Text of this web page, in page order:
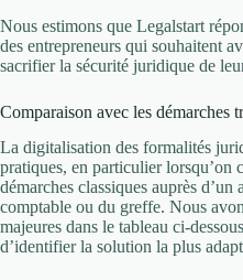
Nous estimons que Legalstart
des entrepreneurs qui souhaitent
sacrifier la sécurité juridique de
Comparaison avec les démarches
La digitalisation des formalités
pratiques, en particulier lorsqu’on
démarches classiques auprès d’un
comptable ou du greffe. Nous
majeures dans le tableau ci-
d’identifier la solution la plus